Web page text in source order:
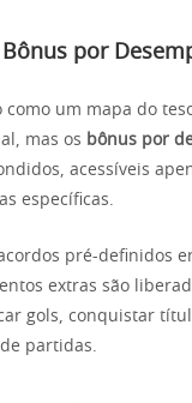
Bônus por
como um mapa do
mas os bônus por
acessíveis
específicas.
pré-definidos
extras são
gols, conquistar
partidas.